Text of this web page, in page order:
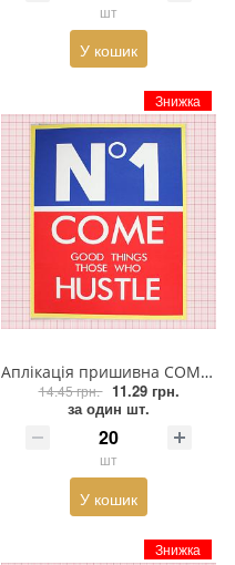
шт
У кошик
Аплікація пришивна COME hustle №1* 29,5*23,5см білі літери, червоний та синій фон, жовта рамка, шт
14.45 грн.
Знижка
11.29 грн.
за один шт.
шт
У кошик
Знижка